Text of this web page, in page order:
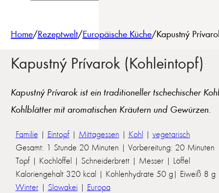
Home/Rezeptwelt/Europäische Küche/Kapustný
Kapustný Prívarok (Kohleintopf)
Kapustný Prívarok ist ein traditioneller tschechischer
Kohlblätter mit aromatischen Kräutern und Gewürzen.
Familie | Eintopf| Mittagessen | Kohl | vegetarisch
Gesamt: 1 Stunde 20 Minuten | Vorbereitung: 20
Topf | Kochlöffel | Schneiderbrett | Messer | Löffel
Kaloriengehalt 320 kcal | Kohlenhydrate 50 g| Eiweiß 8
Winter| Slowakei| Europa